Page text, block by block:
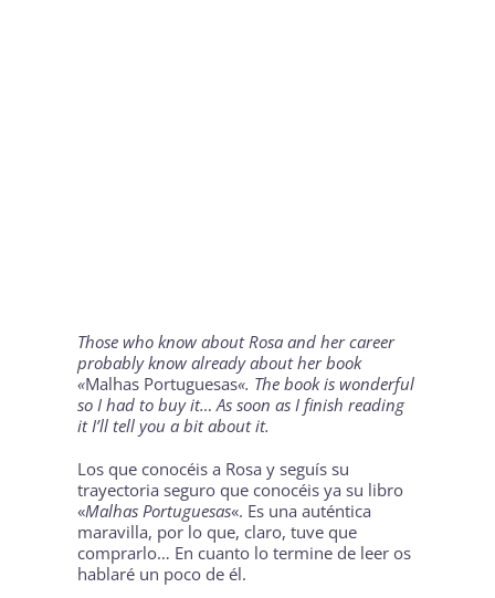
Those who know about Rosa and her career
probably know already about her book
«Malhas Portuguesas«. The book is wonderful
so I had to buy it… As soon as I finish reading
it I’ll tell you a bit about it.
Los que conocéis a Rosa y seguís su
trayectoria seguro que conocéis ya su libro
«Malhas Portuguesas«. Es una auténtica
maravilla, por lo que, claro, tuve que
comprarlo… En cuanto lo termine de leer os
hablaré un poco de él.